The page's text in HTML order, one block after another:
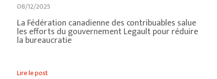
08/12/2025
La Fédération canadienne des contribuables salue
les efforts du gouvernement Legault pour réduire
la bureaucratie
Lire le post